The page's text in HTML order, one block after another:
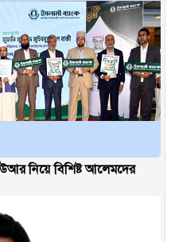
নিয়ে বিশিষ্ট আলেমদের